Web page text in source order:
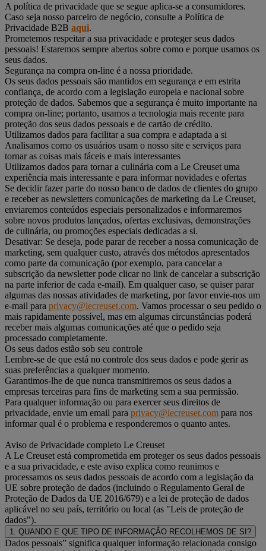
A política de privacidade que se segue aplica-se a consumidores.
Caso seja nosso parceiro de negócio, consulte a Política de
Privacidade B2B aqui.
Prometemos respeitar a sua privacidade e proteger seus dados
pessoais! Estaremos sempre abertos sobre como e porque usamos os
seus dados.
Segurança na compra on-line é a nossa prioridade.
Os seus dados pessoais são mantidos em segurança e em estrita
confiança, de acordo com a legislação europeia e nacional sobre
proteção de dados. Sabemos que a segurança é muito importante na
compra on-line; portanto, usamos a tecnologia mais recente para
proteção dos seus dados pessoais e de cartão de crédito.
Utilizamos dados para facilitar a sua compra e adaptada a si
Analisamos como os usuários usam o nosso site e serviços para
tornar as coisas mais fáceis e mais interessantes
Utilizamos dados para tornar a culinária com a Le Creuset uma
experiência mais interessante e para informar novidades e ofertas
Se decidir fazer parte do nosso banco de dados de clientes do grupo
e receber as newsletters comunicações de marketing da Le Creuset,
enviaremos conteúdos especiais personalizados e informaremos
sobre novos produtos lançados, ofertas exclusivas, demonstrações
de culinária, ou promoções especiais dedicadas a si.
Desativar: Se deseja, pode parar de receber a nossa comunicação de
marketing, sem qualquer custo, através dos métodos apresentados
como parte da comunicação (por exemplo, para cancelar a
subscrição da newsletter pode clicar no link de cancelar a subscrição
na parte inferior de cada e-mail). Em qualquer caso, se quiser parar
algumas das nossas atividades de marketing, por favor envie-nos um
e-mail para privacy@lecreuset.com. Vamos processar o seu pedido o
mais rapidamente possível, mas em algumas circunstâncias poderá
receber mais algumas comunicações até que o pedido seja
processado completamente.
Os seus dados estão sob seu controle
Lembre-se de que está no controle dos seus dados e pode gerir as
suas preferências a qualquer momento.
Garantimos-lhe de que nunca transmitiremos os seus dados a
empresas terceiras para fins de marketing sem a sua permissão.
Para qualquer informação ou para exercer seus direitos de
privacidade, envie um email para privacy@lecreuset.com para nos
informar qual é o problema e responderemos o quanto antes.
Aviso de Privacidade completo Le Creuset
A Le Creuset está comprometida em proteger os seus dados pessoais
e a sua privacidade, e este aviso explica como reunimos e
processamos os seus dados pessoais de acordo com a legislação da
UE sobre proteção de dados (incluindo o Regulamento Geral de
Proteção de Dados da UE 2016/679) e a lei de proteção de dados
aplicável no seu país, território ou local (as "Leis de proteção de
dados").
1. QUANDO E QUE TIPO DE INFORMAÇÃO RECOLHEMOS DE SI?
Dados pessoais” significa qualquer informação relacionada consigo